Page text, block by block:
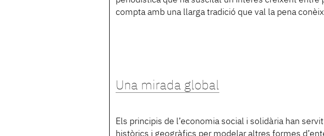
compta amb una llarga tradició que val la pena
Una mirada global
Els principis de l’economia social i solidària han
històrics i geogràfics per modelar altres formes